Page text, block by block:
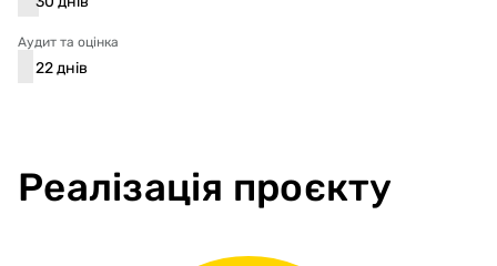
Аудит та оцінка
22днів
Реалізація проєкту